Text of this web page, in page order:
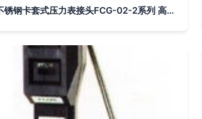
供应不锈钢卡套式压力表接头FCG-02-2系列 高精度连接方案的气动与液压应用分析